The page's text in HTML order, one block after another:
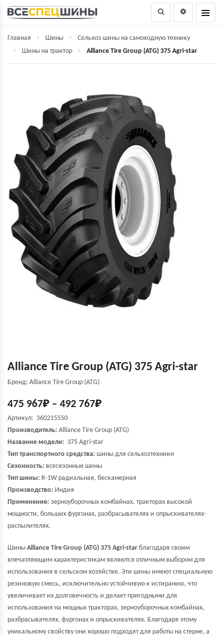
Главная Шины
Сельхоз шины на самоходную технику
Шины на трактор
Alliance Tire Group (ATG) 375 Agri-star
Alliance Tire Group (ATG) 375 Agri-star
Бренд: Alliance Tire Group (ATG)
475 967₽ – 492 767₽
Артикул: 360215550
Производитель: Alliance Tire Group (ATG)
Название модели: 375 Agri-star
Тип транспортного средства: шины для сельхозтехники
Сезонность: всесезонные шины
Тип шины: R-1W радиальная, бескамерная
Производство: Индия
Применение: зерноуборочных комбайнах, тракторах высокой
мощности, больших фургонах, разбрасывателях и опрыскивателях-
распылителях.
Шины Alliance Tire Group (ATG) 375 Agri-star благодаря своим
впечатляющим характеристикам являются отличным выбором для
использования в сельском хозяйстве. Эти шины имеют специальную
резиновую смесь, исключительно устойчивую к истиранию, что
увеличивает их долговечность и делает пригодными для
использования на мощных тракторах, зерноуборочных комбайнах,
разбрасывателях, фургонах и опрыскивателях. Благодаря этому
уникальному свойству они хорошо подходят для работы на стерне, а